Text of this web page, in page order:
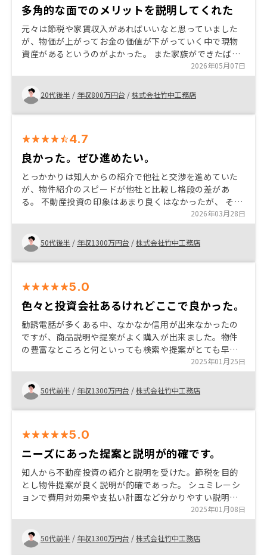
多角的な面でのメリットを説明してくれた
元々は節税や家賃収入があればいいなと思っていました
が、物価が上がってお金の価値が下がっていく中で現物
資産があるというのがよかった。 また家族ができたばか
りで自分になにかあった時残せるものがあるというのも
いい点でした。
2026年05月07日
20代後半 / 年収800万円台 /株式会社竹中工務店
4.7
良かった。ぜひ進めたい。
とっかかりは知人からの紹介で他社と交渉を進めていた
が、物件紹介のスピードが他社と比較し格段の差があ
る。 不動産投資の印象はあまり良くはなかったが、 その
先入観が説明を聞いていると変わった。 目的に応じた投
資が可能であること。 今の経済動向からのアドバイスや
現在の家賃と周辺相場との比較や対比など適正度合いの
アドバイス
2026年03月28日
50代後半 / 年収1300万円台 /株式会社竹中工務店
5.0
色々と投資会社あるけれどここで良かった。
勧誘電話が多くある中、なかなか信用が出来なかったの
ですが、商品説明や提案がよく購入が出来ました。物件
の豊富なところと何といっても検索や提案がとても早い
です。このご時世で信用は中々難しい中で良い投資会社
と出会えたと思います。 海外投資がもっとスムーズに出
来ると幅が広がると思います。
2025年01月25日
50代前半 / 年収1300万円台 /株式会社竹中工務店
5.0
ニーズにあった提案と説明が的確です。
知人から不動産投資の紹介と説明を受けた。節税を目的
とし物件提案が良く説明が的確であった。 シュミレーシ
ョンで費用対効果や支払い計画など分かりやすい説明が
あった。今後検討されている方がおられたら紹介した
い。
2025年01月08日
50代前半 / 年収1300万円台 /株式会社竹中工務店